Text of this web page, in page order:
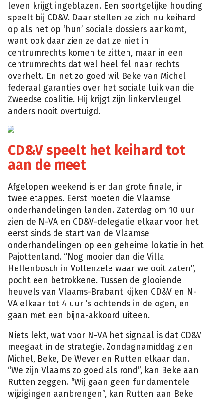
leven krijgt ingeblazen. Een soortgelijke houding
speelt bij CD&V. Daar stellen ze zich nu keihard
op als het op ‘hun’ sociale dossiers aankomt,
want ook daar zien ze dat ze niet in
centrumrechts komen te zitten, maar in een
centrumrechts dat wel heel fel naar rechts
overhelt. En net zo goed wil Beke van Michel
federaal garanties over het sociale luik van die
Zweedse coalitie. Hij krijgt zijn linkervleugel
anders nooit overtuigd.
vrt
CD&V speelt het keihard tot
aan de meet
Afgelopen weekend is er dan grote finale, in
twee etappes. Eerst moeten die Vlaamse
onderhandelingen landen. Zaterdag om 10 uur
zien de N-VA en CD&V-delegatie elkaar voor het
eerst sinds de start van de Vlaamse
onderhandelingen op een geheime lokatie in het
Pajottenland. “Nog mooier dan die Villa
Hellenbosch in Vollenzele waar we ooit zaten”,
pocht een betrokkene. Tussen de glooiende
heuvels van Vlaams-Brabant kijken CD&V en N-
VA elkaar tot 4 uur ’s ochtends in de ogen, en
gaan met een bijna-akkoord uiteen.
Niets lekt, wat voor N-VA het signaal is dat CD&V
meegaat in de strategie. Zondagnamiddag zien
Michel, Beke, De Wever en Rutten elkaar dan.
“We zijn Vlaams zo goed als rond”, kan Beke aan
Rutten zeggen. “Wij gaan geen fundamentele
wijzigingen aanbrengen”, kan Rutten aan Beke